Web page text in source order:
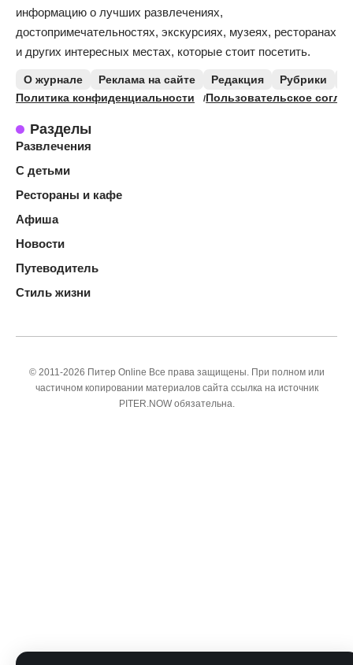
информацию о лучших развлечениях,
достопримечательностях, экскурсиях, музеях, ресторанах
и других интересных местах, которые стоит посетить.
О журнале Реклама на сайте Редакция Рубрики
Политика конфиденциальности
Пользовательское
Разделы
Развлечения
С детьми
Рестораны и кафе
Афиша
Новости
Путеводитель
Стиль жизни
© 2011-2026 Питер Online Все права защищены. При полном или
частичном копировании материалов сайта ссылка на источник
PITER.NOW обязательна.